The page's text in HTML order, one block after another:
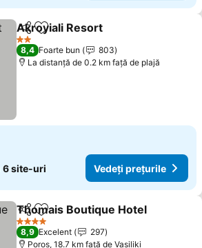
DistribuițiAdăugaţi la favorite
Akroyiali Resort
2 Stele
8,4 Foarte bun
803
La distanță de 0.2 km față de plajă
6 site-uri Vedeți prețurile
DistribuițiAdăugaţi la favorite
Thomais Boutique Hotel
4 Stele
8,9 Excelent
297
Poros, 18.7 km faţă de Vasiliki